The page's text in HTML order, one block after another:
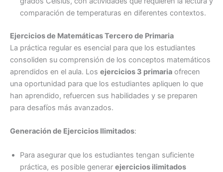
comparación de temperaturas en diferentes contextos.
Ejercicios de Matemáticas Tercero de Primaria
La práctica regular es esencial para que los estudiantes
consoliden su comprensión de los conceptos matemáticos
aprendidos en el aula. Los ejercicios 3 primaria ofrecen
una oportunidad para que los estudiantes apliquen lo que
han aprendido, refuercen sus habilidades y se preparen
para desafíos más avanzados.
Generación de Ejercicios Ilimitados:
Para asegurar que los estudiantes tengan suficiente
práctica, es posible generar ejercicios ilimitados